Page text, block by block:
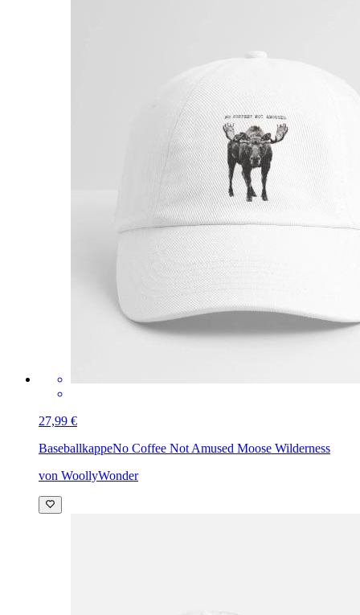
27,99 €
BaseballkappeNo Coffee Not Amused Moose Wilderness
von WoollyWonder